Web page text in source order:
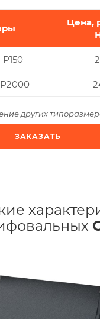
Цена,
других
ЗАКАЗАТЬ